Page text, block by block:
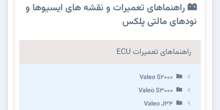
راهنماهای تعمیرات و نقشه های ایسیوها و
نودهای مالتی پلکس
راهنماهای تعمیرات ECU
Valeo S2000
Valeo S3000
Valeo J34